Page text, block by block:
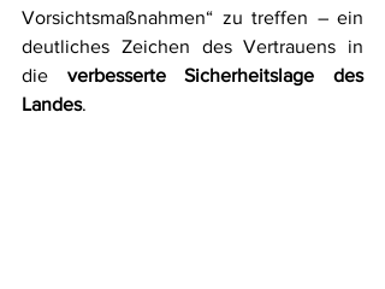
Vorsichtsmaßnahmen“ zu treffen – ein
deutliches Zeichen des Vertrauens in
die verbesserte Sicherheitslage des
Landes.